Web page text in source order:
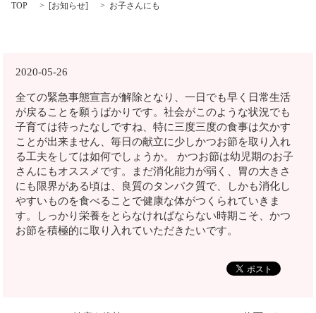
TOP [お知らせ] お子さんにも
2020-05-26
全ての緊急事態宣言が解除となり、一日でも早く日常生活
が戻ることを願うばかりです。社会がこのような状況でも
子育ては待ったなしですね、特に三度三度の食事は欠かす
ことが出来ません、毎日の献立に少しかつお節を取り入れ
る工夫をしては如何でしょうか。 かつお節は幼児期のお子
さんにもオススメです。まだ消化能力が弱く、胃の大きさ
にも限界がある頃は、良質のタンパク質で、しかも消化し
やすいものを食べることで健康な体がつくられていきま
す。しっかり栄養をとらなければならない時期こそ、かつ
お節を積極的に取り入れていただきたいです。